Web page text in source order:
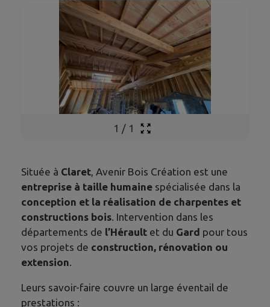
1 / 1
Située à Claret , Avenir Bois Création est une
entreprise à taille humaine spécialisée dans la
conception et la réalisation de charpentes et
constructions bois . Intervention dans les
départements de l’Hérault et du Gard pour tous
vos projets de construction, rénovation ou
extension
Leurs savoir-faire couvre un large éventail de
prestations :